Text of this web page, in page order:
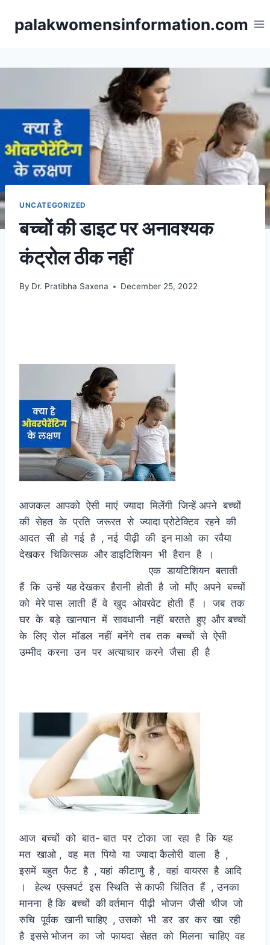
palakwomensinformation.com
UNCATEGORIZED
बच्चों की डाइट पर अनावश्यक
कंट्रोल ठीक नहीं
By Dr. Pratibha Saxena December 25, 2022
आजकल आपको ऐसी माएं ज्यादा मिलेंगी जिन्हें अपने बच्चों
की सेहत के प्रति जरूरत से ज्यादा प्रोटेक्टिव रहने की
आदत सी हो गई है , नई पीढ़ी की इन माओ का रवैया
देखकर चिकित्सक और डाइटिशियन भी हैरान है ।
एक डायटिशियन बताती
हैं कि उन्हें यह देखकर हैरानी होती है जो माँए अपने बच्चों
को मेरे पास लाती हैं वे खुद ओवरवेट होती हैं । जब तक
घर के बड़े खानपान में सावधानी नहीं बरतते हुए और बच्चों
के लिए रोल मॉडल नहीं बनेंगे तब तक बच्चों से ऐसी
उम्मीद करना उन पर अत्याचार करने जैसा ही है
आज बच्चों को बात- बात पर टोका जा रहा है कि यह
मत खाओ , वह मत पियो या ज्यादा कैलोरी वाला है ,
इसमें बहुत फैट है , यहां कीटाणु है , वहां वायरस है आदि
। हेल्थ एक्सपर्ट इस स्थिति से काफी चिंतित हैं , उनका
मानना है कि बच्चों की वर्तमान पीढ़ी भोजन जैसी चीज जो
रुचि पूर्वक खानी चाहिए , उसको भी डर डर कर खा रही
है इससे भोजन का जो फायदा सेहत को मिलना चाहिए वह